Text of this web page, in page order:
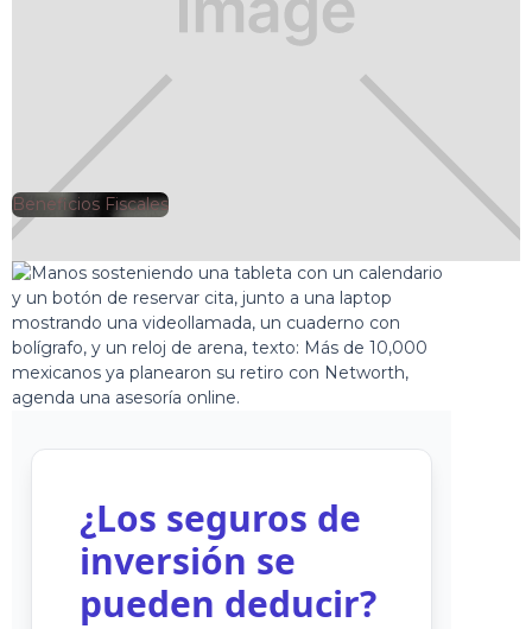
Jorge Gutiérrez
Beneficios Fiscales
¿Los seguros de
inversión se
pueden deducir?